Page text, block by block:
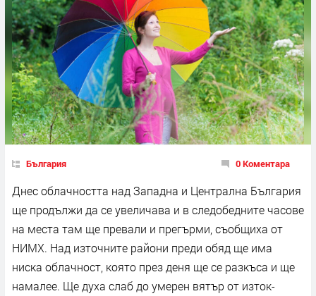
България 0 Коментара
Днес облачността над Западна и Централна България
ще продължи да се увеличава и в следобедните часове
на места там ще превали и прегърми, съобщиха от
НИМХ. Над източните райони преди обяд ще има
ниска облачност, която през деня ще се разкъса и ще
намалее. Ще духа слаб до умерен вятър от изток-